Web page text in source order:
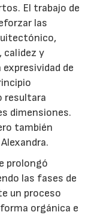
El trabajo de
las
calidez y
de
resultara
dimensiones.
también
prolongó
las fases de
un proceso
orgánica e